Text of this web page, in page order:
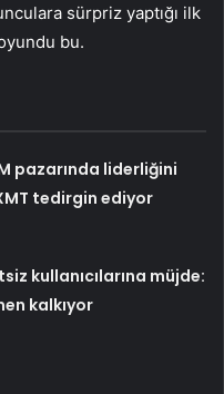
sürpriz yaptığı ilk
bu.
pazarında liderliğini
tedirgin ediyor
kullanıcılarına müjde:
kalkıyor